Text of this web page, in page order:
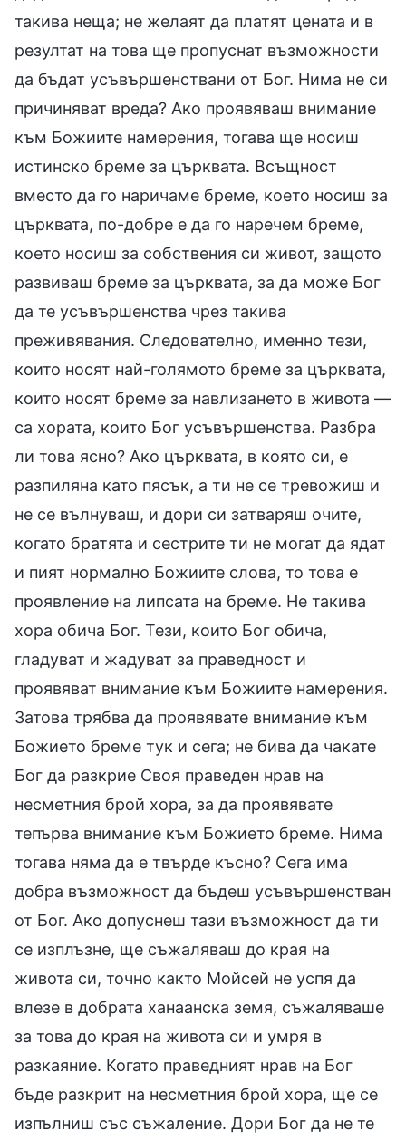
такива неща; не желаят да платят цената и в
резултат на това ще пропуснат възможности
да бъдат усъвършенствани от Бог. Нима не си
причиняват вреда? Ако проявяваш внимание
към Божиите намерения, тогава ще носиш
истинско бреме за църквата. Всъщност
вместо да го наричаме бреме, което носиш за
църквата, по-добре е да го наречем бреме,
което носиш за собствения си живот, защото
развиваш бреме за църквата, за да може Бог
да те усъвършенства чрез такива
преживявания. Следователно, именно тези,
които носят най-голямото бреме за църквата,
които носят бреме за навлизането в живота —
са хората, които Бог усъвършенства. Разбра
ли това ясно? Ако църквата, в която си, е
разпиляна като пясък, а ти не се тревожиш и
не се вълнуваш, и дори си затваряш очите,
когато братята и сестрите ти не могат да ядат
и пият нормално Божиите слова, то това е
проявление на липсата на бреме. Не такива
хора обича Бог. Тези, които Бог обича,
гладуват и жадуват за праведност и
проявяват внимание към Божиите намерения.
Затова трябва да проявявате внимание към
Божието бреме тук и сега; не бива да чакате
Бог да разкрие Своя праведен нрав на
несметния брой хора, за да проявявате
тепърва внимание към Божието бреме. Нима
тогава няма да е твърде късно? Сега има
добра възможност да бъдеш усъвършенстван
от Бог. Ако допуснеш тази възможност да ти
се изплъзне, ще съжаляваш до края на
живота си, точно както Мойсей не успя да
влезе в добрата ханаанска земя, съжаляваше
за това до края на живота си и умря в
разкаяние. Когато праведният нрав на Бог
бъде разкрит на несметния брой хора, ще се
изпълниш със съжаление. Дори Бог да не те